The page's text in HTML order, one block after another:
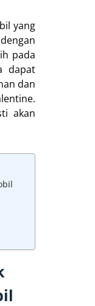
yang
pada
dapat
dan
akan